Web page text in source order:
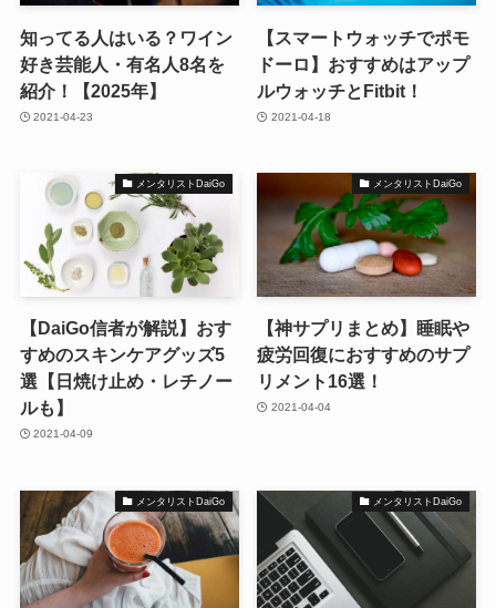
知ってる人はいる？ワイン
好き芸能人・有名人8名を
紹介！【2025年】
2021-04-23
【スマートウォッチでポモ
ドーロ】おすすめはアップ
ルウォッチとFitbit！
2021-04-18
メンタリストDaiGo
【DaiGo信者が解説】おす
すめのスキンケアグッズ5
選【日焼け止め・レチノー
ルも】
2021-04-09
メンタリストDaiGo
【神サプリまとめ】睡眠や
疲労回復におすすめのサプ
リメント16選！
2021-04-04
メンタリストDaiGo メンタリストDaiGo